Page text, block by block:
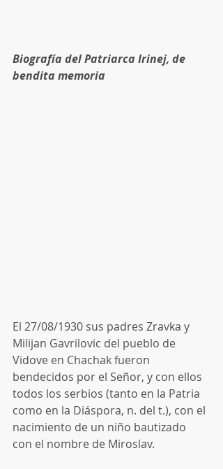
Biografía del Patriarca Irinej, de
bendita memoria
El 27/08/1930 sus padres Zravka y
Milijan Gavrilovic del pueblo de
Vidove en Chachak fueron
bendecidos por el Señor, y con ellos
todos los serbios (tanto en la Patria
como en la Diáspora, n. del t.), con el
nacimiento de un niño bautizado
con el nombre de Miroslav.